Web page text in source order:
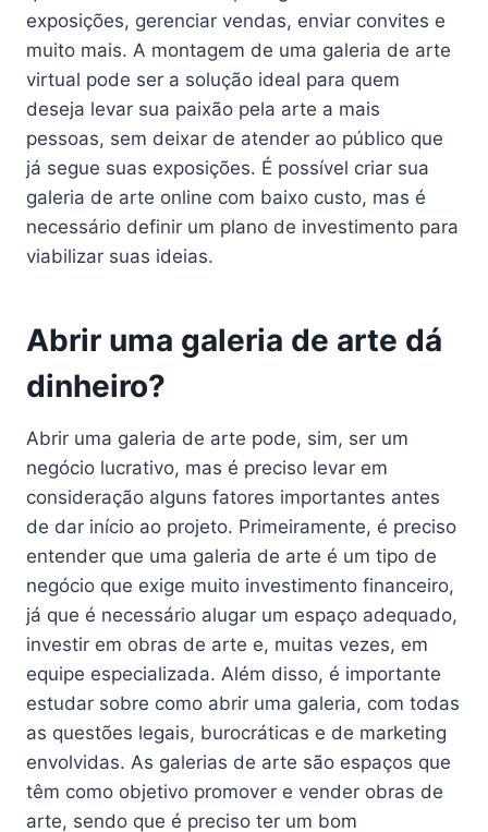
exposições, gerenciar vendas, enviar convites e
muito mais. A montagem de uma galeria de arte
virtual pode ser a solução ideal para quem
deseja levar sua paixão pela arte a mais
pessoas, sem deixar de atender ao público que
já segue suas exposições. É possível criar sua
galeria de arte online com baixo custo, mas é
necessário definir um plano de investimento para
viabilizar suas ideias.
Abrir uma galeria de arte dá
dinheiro?
Abrir uma galeria de arte pode, sim, ser um
negócio lucrativo, mas é preciso levar em
consideração alguns fatores importantes antes
de dar início ao projeto. Primeiramente, é preciso
entender que uma galeria de arte é um tipo de
negócio que exige muito investimento financeiro,
já que é necessário alugar um espaço adequado,
investir em obras de arte e, muitas vezes, em
equipe especializada. Além disso, é importante
estudar sobre como abrir uma galeria, com todas
as questões legais, burocráticas e de marketing
envolvidas. As galerias de arte são espaços que
têm como objetivo promover e vender obras de
arte, sendo que é preciso ter um bom